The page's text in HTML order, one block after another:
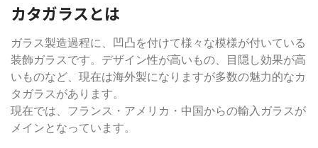
カタガラスとは
ガラス製造過程に、凹凸を付けて様々な模様が付いている
装飾ガラスです。デザイン性が高いもの、目隠し効果が高
いものなど、現在は海外製になりますが多数の魅力的なカ
タガラスがあります。
現在では、フランス・アメリカ・中国からの輸入ガラスが
メインとなっています。